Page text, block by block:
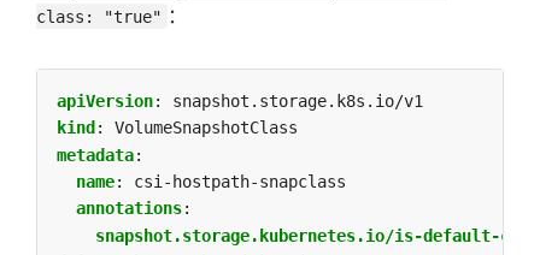
class: "true" ：
apiVersion:
snapshot.storage.k8s.io/v1
kind :
VolumeSnapshotClass
metadata:
name:
csi-hostpath-snapclass
annotations:
snapshot.storage.kubernetes.io/is-default-